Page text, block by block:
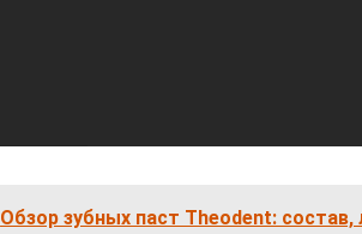
Обзор зубных паст Theodent: состав,